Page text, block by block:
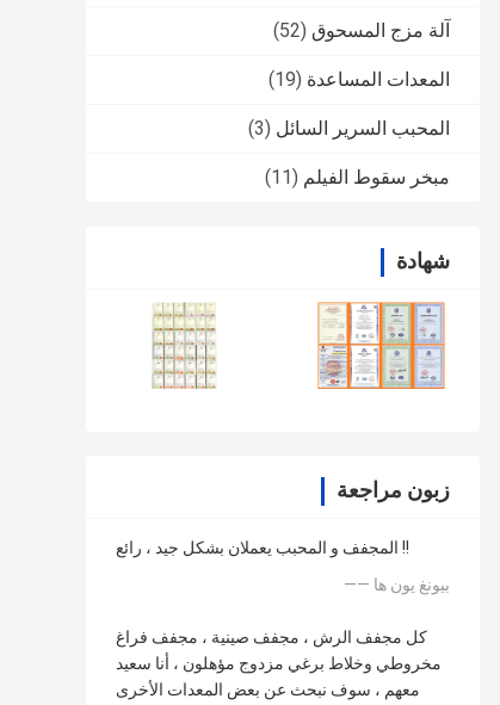
آلة مزج المسحوق (52)
المعدات المساعدة (19)
المحبب السرير السائل (3)
مبخر سقوط الفيلم (11)
شهادة
زبون مراجعة
المجفف و المحبب يعملان بشكل جيد ، رائع !!
—— بيونغ يون ها
كل مجفف الرش ، مجفف صينية ، مجفف فراغ
مخروطي وخلاط برغي مزدوج مؤهلون ، أنا سعيد
معهم ، سوف نبحث عن بعض المعدات الأخرى